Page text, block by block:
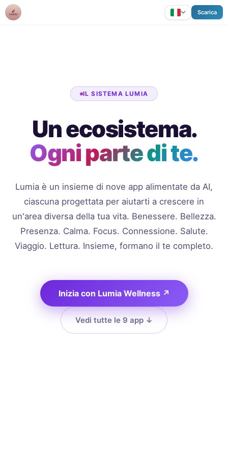
Scarica
IL SISTEMA LUMIA
Un ecosistema.
Ogni parte di te.
Lumia è un insieme di nove app alimentate da AI,
ciascuna progettata per aiutarti a crescere in
un'area diversa della tua vita. Benessere. Bellezza.
Presenza. Calma. Focus. Connessione. Salute.
Viaggio. Lettura. Insieme, formano il te completo.
Inizia con Lumia Wellness↗
Vedi tutte le 9 app ↓